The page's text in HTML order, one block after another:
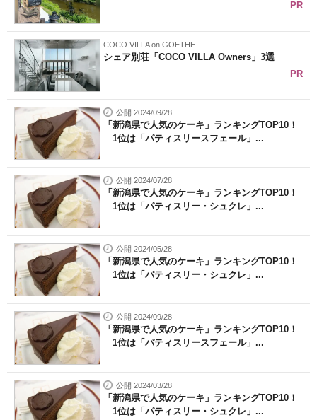
PR
COCO VILLA on GOETHE
シェア別荘「COCO VILLA Owners」3選
PR
公開 2024/09/28
「新潟県で人気のケーキ」ランキングTOP10！
1位は「パティスリースフェール」...
公開 2024/07/28
「新潟県で人気のケーキ」ランキングTOP10！
1位は「パティスリー・シュクレ」...
公開 2024/05/28
「新潟県で人気のケーキ」ランキングTOP10！
1位は「パティスリー・シュクレ」...
公開 2024/09/28
「新潟県で人気のケーキ」ランキングTOP10！
1位は「パティスリースフェール」...
公開 2024/03/28
「新潟県で人気のケーキ」ランキングTOP10！
1位は「パティスリー・シュクレ」...